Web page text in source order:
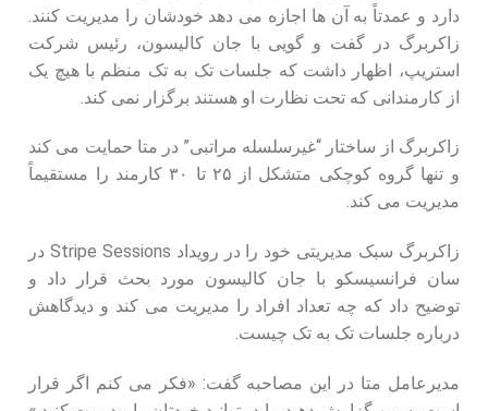
دارد و عمدتاً به آن‌ ها اجازه می‌ دهد خودشان را مدیریت کنند.
زاکربرگ در گفت‌ و گویی با جان کالیسون، رئیس شرکت
استریپ، اظهار داشت که جلسات تک‌ به‌ تک منظم با هیچ‌ یک
از کارمندانی که تحت نظارت او هستند برگزار نمی‌ کند.
زاکربرگ از ساختار “غیرسلسله‌ مراتبی” در متا حمایت می‌ کند
و تنها گروه کوچکی متشکل از ۲۵ تا ۳۰ کارمند را مستقیماً
مدیریت می‌ کند.
زاکربرگ سبک مدیریتی خود را در رویداد Stripe Sessions در
سان‌ فرانسیسکو با جان کالیسون مورد بحث قرار داد و
توضیح داد که چه تعداد افراد را مدیریت می‌ کند و دیدگاهش
درباره جلسات تک‌ به‌ تک چیست.
مدیرعامل متا در این مصاحبه گفت: «فکر می‌ کنم اگر قرار